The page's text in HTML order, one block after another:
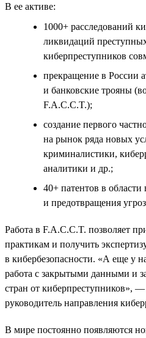
В ее активе:
1000+ расследований
ликвидаций
киберпреступников
прекращение в России
и банковские трояны
F.A.C.C.T.);
создание первого
на рынок ряда новых
криминалистики,
аналитики и др.;
40+ патентов в области
и предотвращения
Работа в F.A.C.C.T. позволяет
практикам и получить
в кибербезопасности. «А еще у
работа с закрытыми данными и
стран от киберпреступников», —
руководитель направления
В мире постоянно появляются